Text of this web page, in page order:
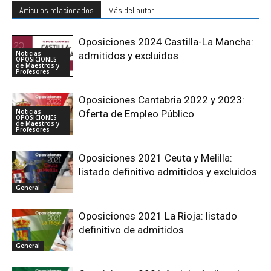
Artículos relacionados Más del autor
Noticias
OPOSICIONES
de Maestros y
Profesores
Oposiciones 2024 Castilla-La Mancha:
admitidos y excluidos
Noticias
OPOSICIONES
de Maestros y
Profesores
Oposiciones Cantabria 2022 y 2023:
Oferta de Empleo Público
General
Oposiciones 2021 Ceuta y Melilla:
listado definitivo admitidos y excluidos
General
Oposiciones 2021 La Rioja: listado
definitivo de admitidos